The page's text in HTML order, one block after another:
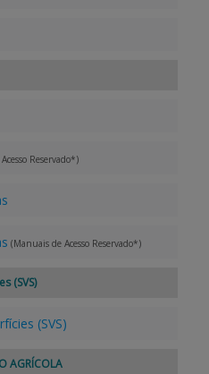
Reservado*)
(Manuais de Acesso Reservado*)
(SVS)
(SVS)
AGRÍCOLA